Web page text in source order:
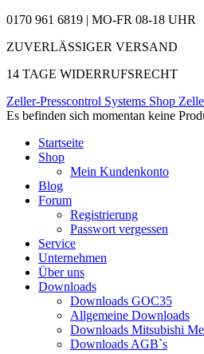
0170 961 6819 | MO-FR 08-18 UHR
ZUVERLÄSSIGER VERSAND
14 TAGE WIDERRUFSRECHT
Zeller-Presscontrol Systems Shop
Es befinden sich momentan keine
Startseite
Shop
Mein Kundenkonto
Blog
Forum
Registrierung
Passwort vergessen
Service
Unternehmen
Über uns
Downloads
Downloads GOC35
Allgemeine Downloads
Downloads Mitsubishi
Downloads AGB`s